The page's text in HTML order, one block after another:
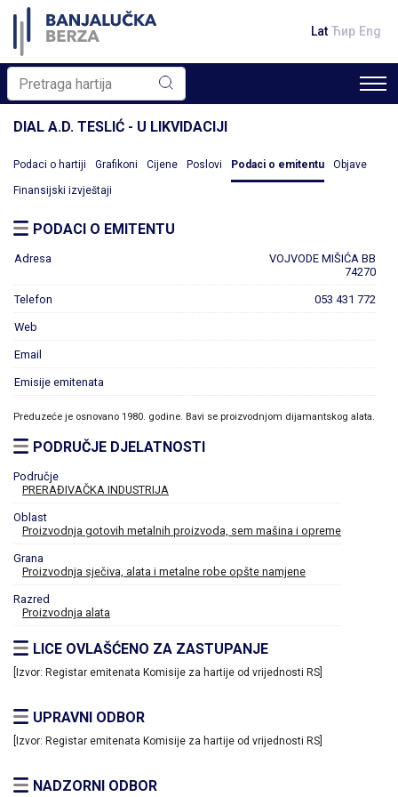
Lat Ћир Eng
DIAL A.D. TESLIĆ - U LIKVIDACIJI
Podaci o hartiji Grafikoni Cijene Poslovi Podaci o emitentu Objave
Finansijski izvještaji
PODACI O EMITENTU
Adresa
VOJVODE MIŠIĆA BB
74270
Telefon 053 431 772
Web
Email
Emisije emitenata
Preduzeće je osnovano 1980. godine. Bavi se proizvodnjom dijamantskog alata.
PODRUČJE DJELATNOSTI
Područje
PRERAĐIVAČKA INDUSTRIJA
Oblast
Proizvodnja gotovih metalnih proizvoda, sem mašina i opreme
Grana
Proizvodnja sječiva, alata i metalne robe opšte namjene
Razred
Proizvodnja alata
LICE OVLAŠĆENO ZA ZASTUPANJE
[Izvor: Registar emitenata Komisije za hartije od vrijednosti RS]
UPRAVNI ODBOR
[Izvor: Registar emitenata Komisije za hartije od vrijednosti RS]
NADZORNI ODBOR